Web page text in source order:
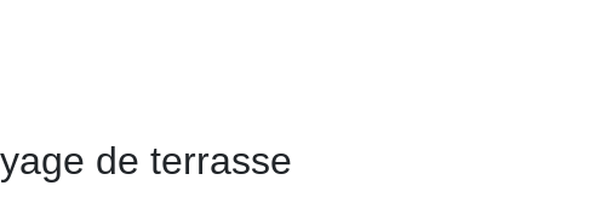
de terrasse